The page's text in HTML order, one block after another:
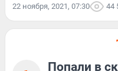
22 ноября, 2021, 07:30 44
Попали в